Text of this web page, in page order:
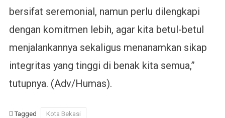
bersifat seremonial, namun perlu dilengkapi
dengan komitmen lebih, agar kita betul-betul
menjalankannya sekaligus menanamkan sikap
integritas yang tinggi di benak kita semua,”
tutupnya. (Adv/Humas).
Tagged Kota Bekasi